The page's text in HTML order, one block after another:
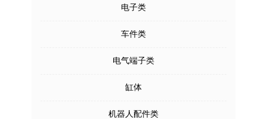
电子类
车件类
电气端子类
缸体
机器人配件类